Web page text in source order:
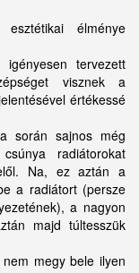
élménye
igényesen tervezett
visznek a
értékessé
során sajnos még
radiátorokat
Na, ez aztán a
a radiátort (persze
a nagyon
majd túltesszük
megy bele ilyen